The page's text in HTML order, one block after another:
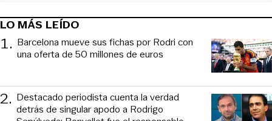
LO MÁS LEÍDO
1. Barcelona mueve sus fichas por Rodri con
una oferta de 50 millones de euros
2. Destacado periodista cuenta la verdad
detrás de singular apodo a Rodrigo